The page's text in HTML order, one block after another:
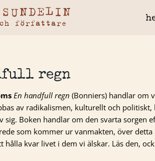
regn
En handfull regn (Bonniers) handlar om
av radikalismen, kulturellt och
sig. Boken handlar om den svarta sorgen
som kommer ur vanmakten, över
hålla kvar livet i dem vi älskar. Läs den,